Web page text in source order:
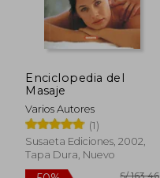
Enciclopedia del
Masaje
Varios Autores
(1)
Susaeta Ediciones, 2002,
Tapa Dura, Nuevo